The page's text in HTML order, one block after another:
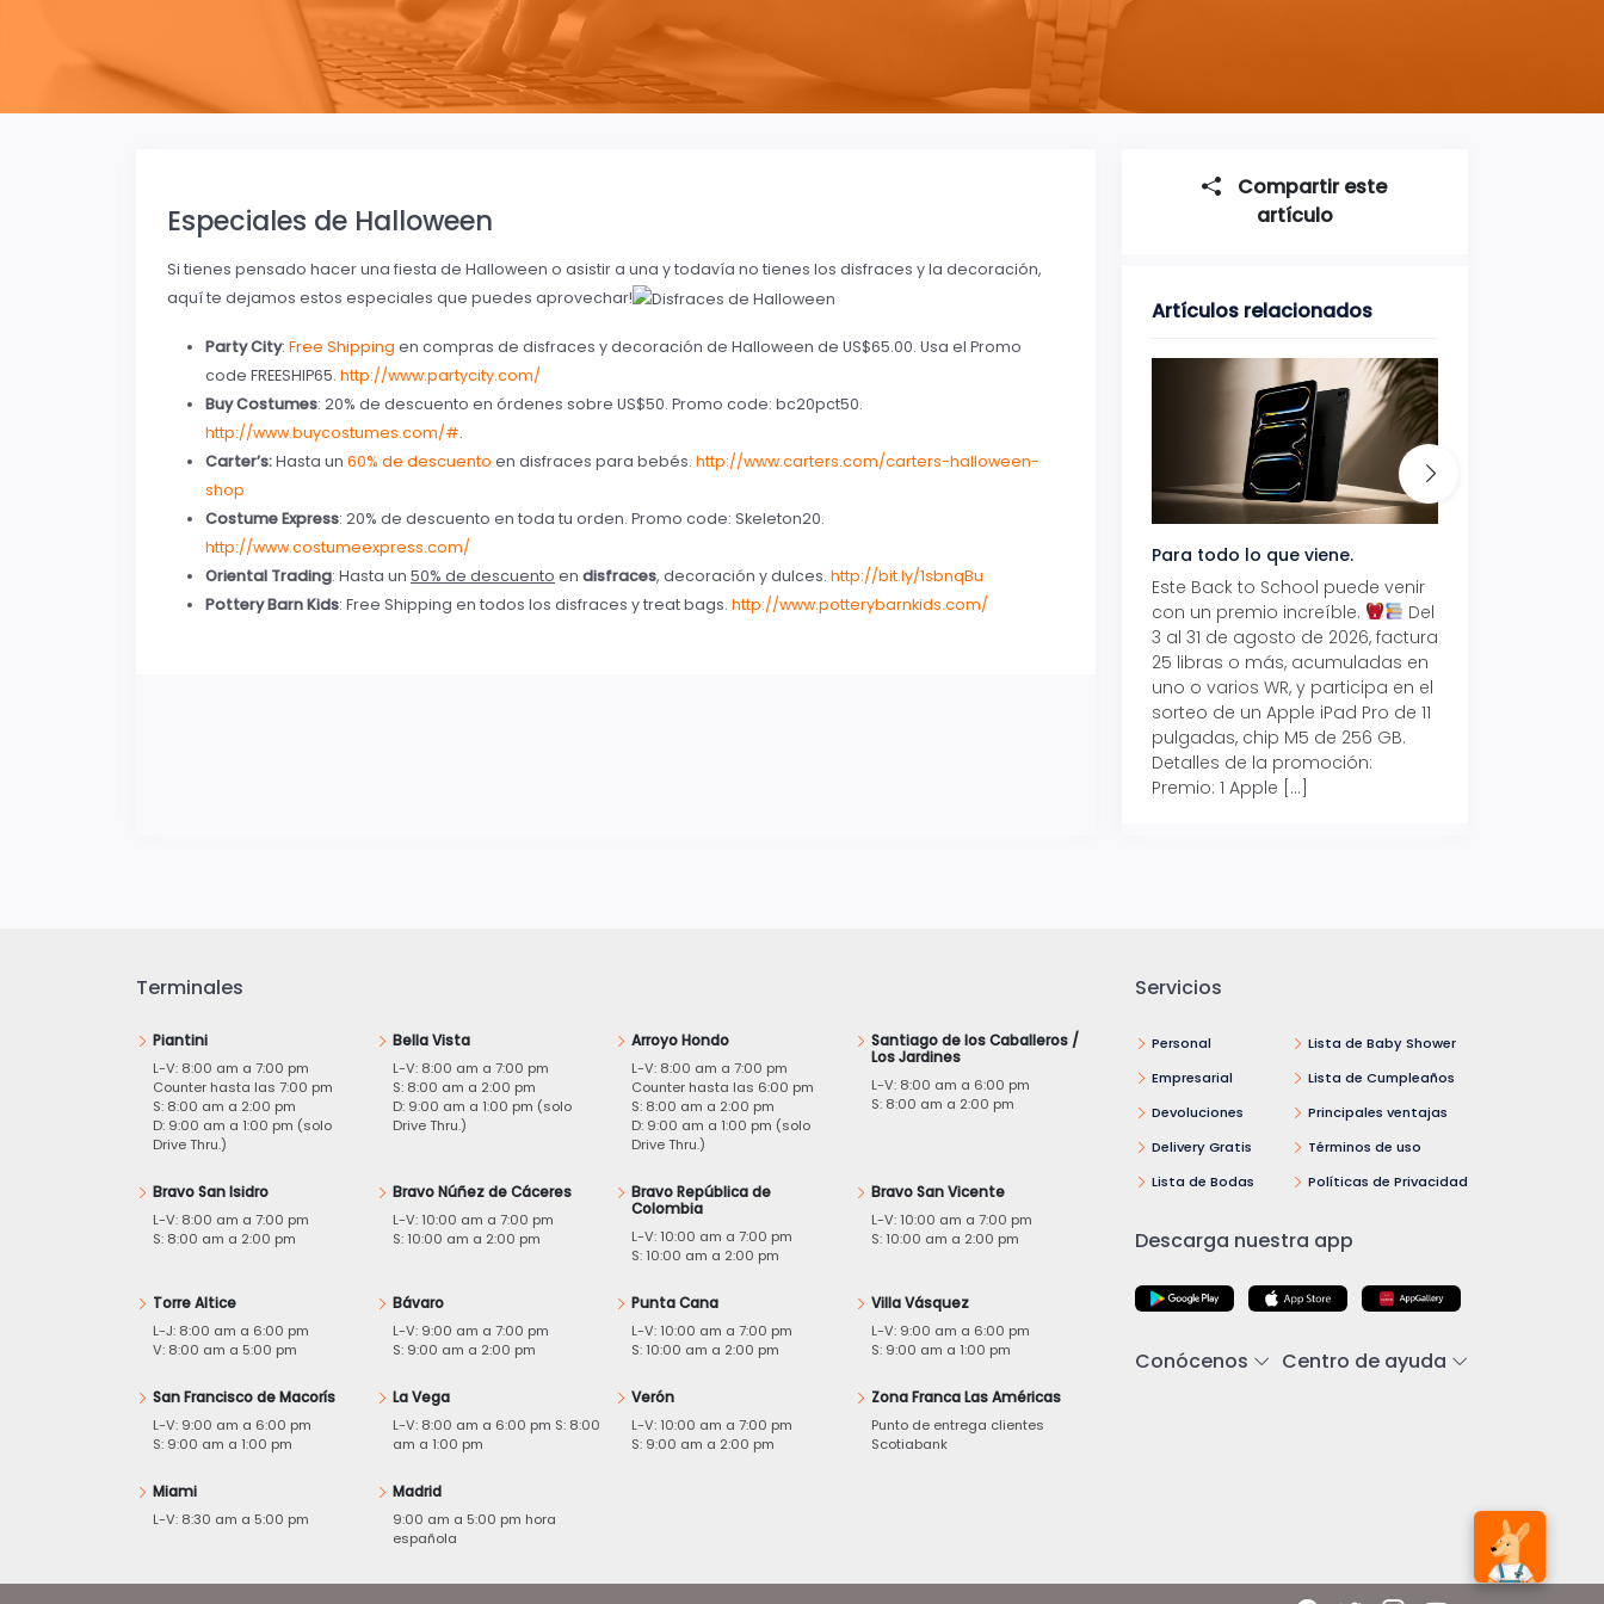
Especiales de Halloween
Si tienes pensado hacer una fiesta de Halloween o asistir a una y todavía no tienes los disfraces y la decoración,
aquí te dejamos estos especiales que puedes aprovechar!
Party City: Free Shipping en compras de disfraces y decoración de Halloween de US$65.00. Usa el Promo
code FREESHIP65. http://www.partycity.com/
Buy Costumes: 20% de descuento en órdenes sobre US$50. Promo code: bc20pct50.
http://www.buycostumes.com/#.
Carter’s:Hasta un 60% de descuento en disfraces para bebés. http://www.carters.com/carters-halloween-
shop
Costume Express: 20% de descuento en toda tu orden. Promo code: Skeleton20.
http://www.costumeexpress.com/
Oriental Trading: Hasta un 50% de descuento en disfraces, decoración y dulces. http://bit.ly/1sbnqBu
Pottery Barn Kids: Free Shipping en todos los disfraces y treat bags. http://www.potterybarnkids.com/
Compartir este
artículo
Artículos relacionados
Para todo lo que viene.
Este Back to School puede venir
con un premio increíble.
Del
3 al 31 de agosto de 2026, factura
25 libras o más, acumuladas en
uno o varios WR, y participa en el
sorteo de un Apple iPad Pro de 11
pulgadas, chip M5 de 256 GB.
Detalles de la promoción:
Premio: 1 Apple […]
Terminales
Piantini
L-V: 8:00 am a 7:00 pm
Counter hasta las 7:00 pm
S: 8:00 am a 2:00 pm
D: 9:00 am a 1:00 pm (solo
Drive Thru.)
Bella Vista
L-V: 8:00 am a 7:00 pm
S: 8:00 am a 2:00 pm
D: 9:00 am a 1:00 pm (solo
Drive Thru.)
Arroyo Hondo
L-V: 8:00 am a 7:00 pm
Counter hasta las 6:00 pm
S: 8:00 am a 2:00 pm
D: 9:00 am a 1:00 pm (solo
Drive Thru.)
Santiago de los Caballeros /
Los Jardines
L-V: 8:00 am a 6:00 pm
S: 8:00 am a 2:00 pm
Bravo San Isidro
L-V: 8:00 am a 7:00 pm
S: 8:00 am a 2:00 pm
Bravo Núñez de Cáceres
L-V: 10:00 am a 7:00 pm
S: 10:00 am a 2:00 pm
Bravo República de
Colombia
L-V: 10:00 am a 7:00 pm
S: 10:00 am a 2:00 pm
Bravo San Vicente
L-V: 10:00 am a 7:00 pm
S: 10:00 am a 2:00 pm
Torre Altice
L-J: 8:00 am a 6:00 pm
V: 8:00 am a 5:00 pm
Bávaro
L-V: 9:00 am a 7:00 pm
S: 9:00 am a 2:00 pm
Punta Cana
L-V: 10:00 am a 7:00 pm
S: 10:00 am a 2:00 pm
Villa Vásquez
L-V: 9:00 am a 6:00 pm
S: 9:00 am a 1:00 pm
San Francisco de Macorís
L-V: 9:00 am a 6:00 pm
S: 9:00 am a 1:00 pm
La Vega
L-V: 8:00 am a 6:00 pm S: 8:00
am a 1:00 pm
Verón
L-V: 10:00 am a 7:00 pm
S: 9:00 am a 2:00 pm
Zona Franca Las Américas
Punto de entrega clientes
Scotiabank
Miami
L-V: 8:30 am a 5:00 pm
Madrid
9:00 am a 5:00 pm hora
española
Servicios
Personal
Empresarial
Devoluciones
Delivery Gratis
Lista de Bodas
Lista de Baby Shower
Lista de Cumpleaños
Principales ventajas
Términos de uso
Políticas de Privacidad
Descarga nuestra app
Conócenos Centro de ayuda